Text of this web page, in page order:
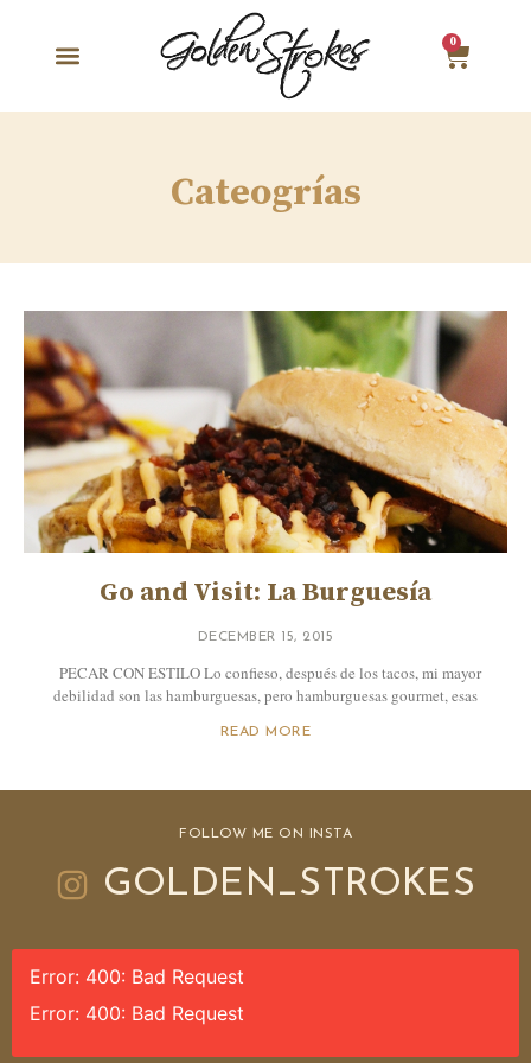
0
Cateogrías
Go and Visit: La Burguesía
DECEMBER 15, 2015
PECAR CON ESTILO Lo confieso, después de los tacos, mi mayor
debilidad son las hamburguesas, pero hamburguesas gourmet, esas
READ MORE
FOLLOW ME ON INSTA
GOLDEN_STROKES
Error: 400: Bad Request
Error: 400: Bad Request